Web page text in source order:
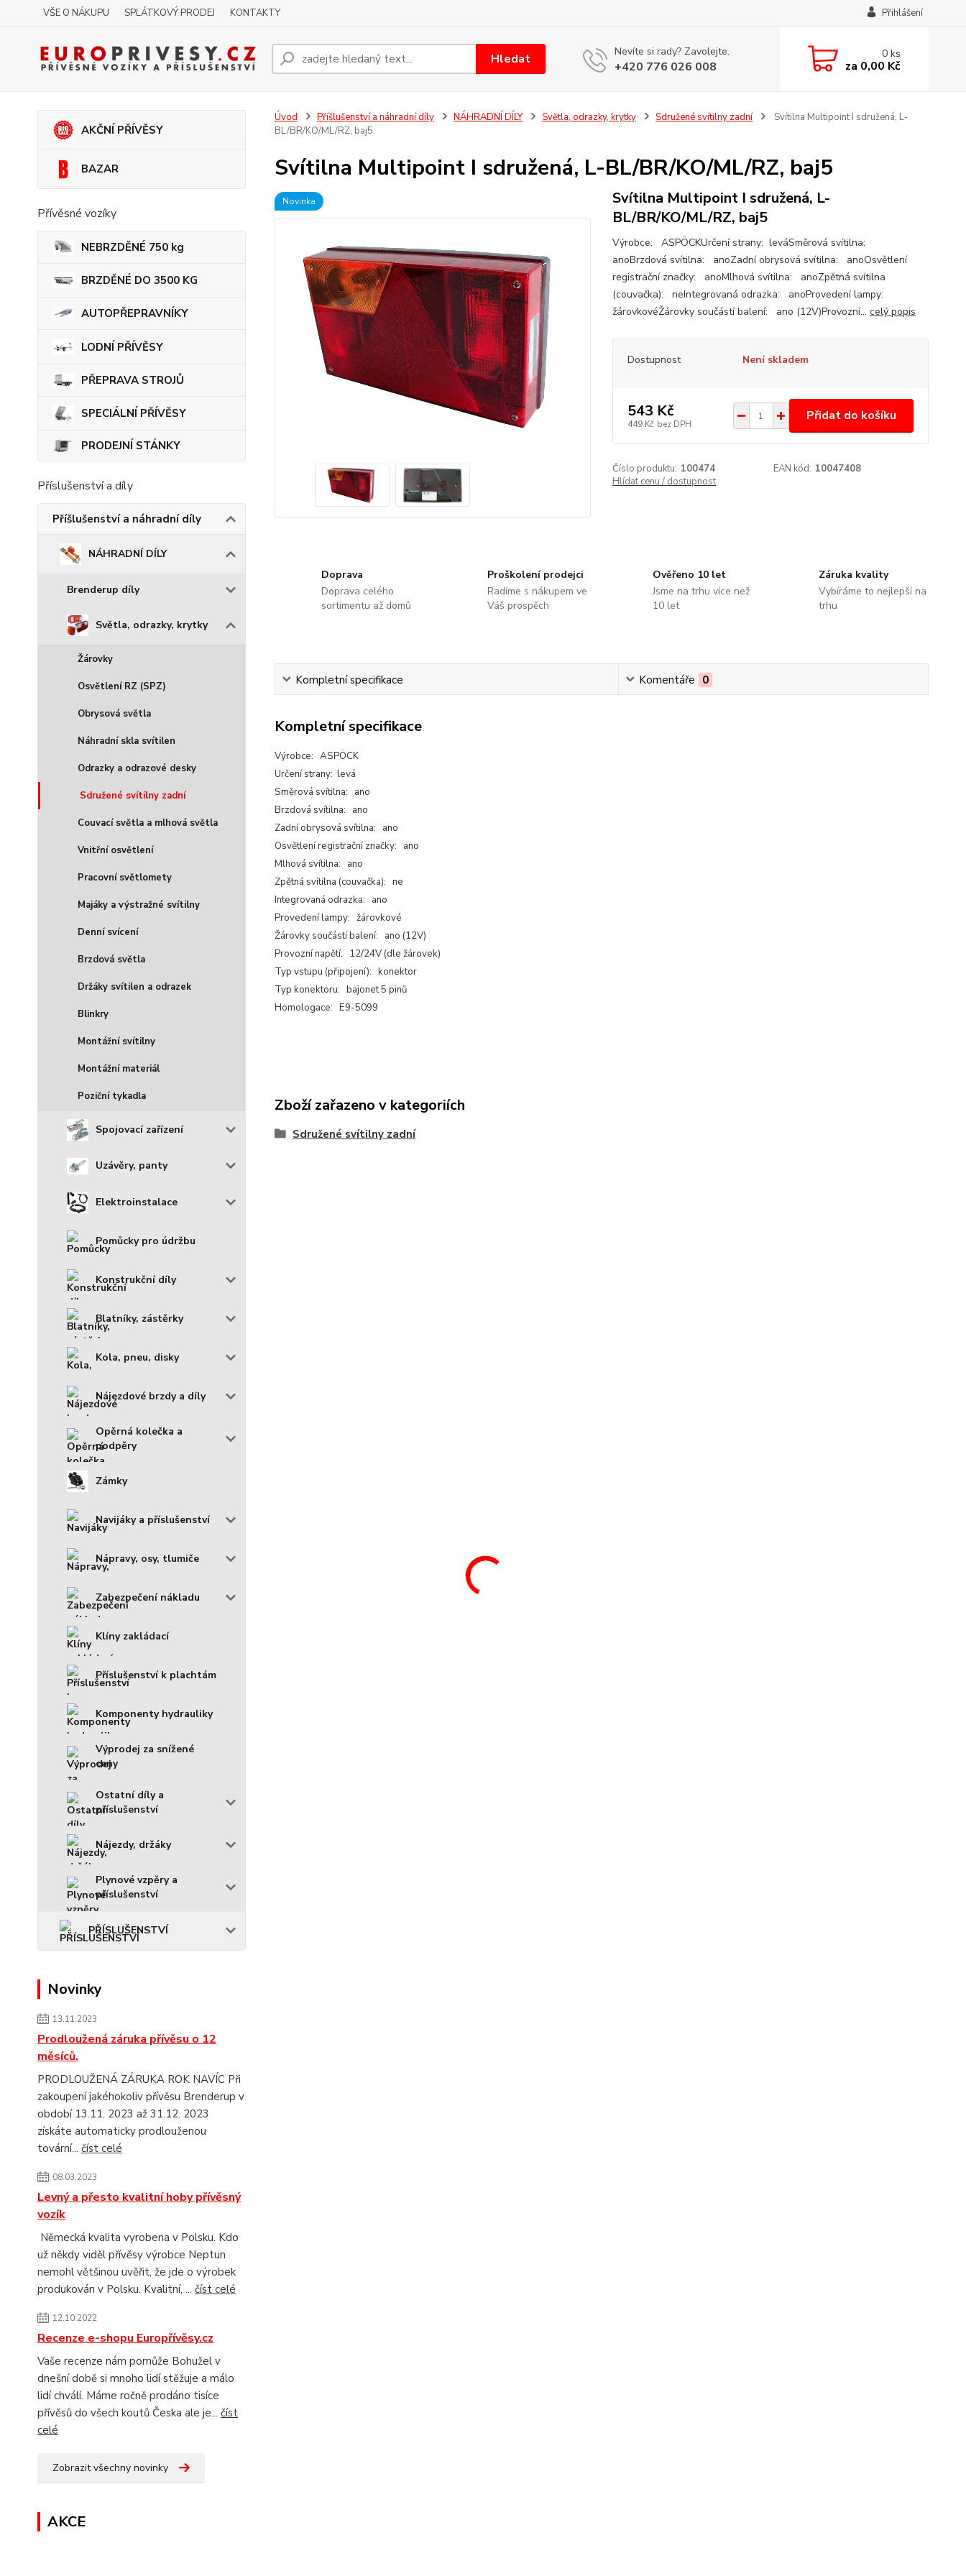
VŠE O NÁKUPU SPLÁTKOVÝ PRODEJ KONTAKTY Přihlášení
Hledat Nevíte si rady? Zavolejte.
+420 776 026 008
0ks
za 0,00 Kč
AKČNÍ PŘÍVĚSY
BAZAR
Přívěsné vozíky
NEBRZDĚNÉ 750 kg
BRZDĚNÉ DO 3500 KG
AUTOPŘEPRAVNÍKY
LODNÍ PŘÍVĚSY
PŘEPRAVA STROJŮ
SPECIÁLNÍ PŘÍVĚSY
PRODEJNÍ STÁNKY
Příslušenství a díly
Příšlušenství a náhradní díly
NÁHRADNÍ DÍLY
Brenderup díly
Světla, odrazky, krytky
Žárovky
Osvětlení RZ (SPZ)
Obrysová světla
Náhradní skla svítilen
Odrazky a odrazové desky
Sdružené svítilny zadní
Couvací světla a mlhová světla
Vnitřní osvětlení
Pracovní světlomety
Majáky a výstražné svítilny
Denní svícení
Brzdová světla
Držáky svítilen a odrazek
Blinkry
Montážní svítilny
Montážní materiál
Poziční tykadla
Spojovací zařízení
Uzávěry, panty
Elektroinstalace
Pomůcky pro údržbu
Konstrukční díly
Blatníky, zástěrky
Kola, pneu, disky
Nájezdové brzdy a díly
Opěrná kolečka a
podpěry
Zámky
Navijáky a příslušenství
Nápravy, osy, tlumiče
Zabezpečení nákladu
Klíny zakládací
Příslušenství k plachtám
Komponenty hydrauliky
Výprodej za snížené
ceny
Ostatní díly a
příslušenství
Nájezdy, držáky
Plynové vzpěry a
příslušenství
PŘÍSLUŠENSTVÍ
Novinky
13.11.2023
Prodloužená záruka přívěsu o 12
měsíců.
PRODLOUŽENÁ ZÁRUKA ROK NAVÍC Při
zakoupení jakéhokoliv přívěsu Brenderup v
období 13.11. 2023 až 31.12. 2023
získáte automaticky prodlouženou
tovární... číst celé
08.03.2023
Levný a přesto kvalitní hoby přívěsný
vozík
Německá kvalita vyrobena v Polsku. Kdo
už někdy viděl přívěsy výrobce Neptun
nemohl většinou uvěřit, že jde o výrobek
produkován v Polsku. Kvalitní, ... číst celé
12.10.2022
Recenze e-shopu Europřívěsy.cz
Vaše recenze nám pomůže Bohužel v
dnešní době si mnoho lidí stěžuje a málo
lidí chválí. Máme ročně prodáno tisíce
přívěsů do všech koutů Česka ale je... číst
celé
Zobrazit všechny novinky
AKCE
Úvod Příšlušenství a náhradní díly NÁHRADNÍ DÍLY Světla, odrazky, krytky Sdružené svítilny zadní
Svítilna Multipoint I sdružená, L-
BL/BR/KO/ML/RZ, baj5
Svítilna Multipoint I sdružená, L-BL/BR/KO/ML/RZ, baj5
Novinka
Svítilna Multipoint I sdružená, L-
BL/BR/KO/ML/RZ, baj5
Výrobce: ASPÖCKUrčení strany: leváSměrová svítilna:
anoBrzdová svítilna: anoZadní obrysová svítilna: anoOsvětlení
registrační značky: anoMlhová svítilna: anoZpětná svítilna
(couvačka): neIntegrovaná odrazka: anoProvedení lampy:
žárovkovéŽárovky součástí balení: ano (12V)Provozní... celý popis
Dostupnost Není skladem
543 Kč
449 Kč bez DPH
Přidat do košíku
Číslo produktu: 100474 EAN kód: 10047408
Hlídat cenu / dostupnost
Doprava
Doprava celého
sortimentu až domů
Proškolení prodejci
Radíme s nákupem ve
Váš prospěch
Ověřeno 10 let
Jsme na trhu více než
10 let
Záruka kvality
Vybíráme to nejlepší na
trhu
Kompletní specifikace Komentáře 0
Kompletní specifikace
Výrobce: ASPÖCK
Určení strany: levá
Směrová svítilna: ano
Brzdová svítilna: ano
Zadní obrysová svítilna: ano
Osvětlení registrační značky: ano
Mlhová svítilna: ano
Zpětná svítilna (couvačka): ne
Integrovaná odrazka: ano
Provedení lampy: žárovkové
Žárovky součástí balení: ano (12V)
Provozní napětí: 12/24V (dle žárovek)
Typ vstupu (připojení): konektor
Typ konektoru: bajonet 5 pinů
Homologace: E9-5099
Zboží zařazeno v kategoriích
Sdružené svítilny zadní